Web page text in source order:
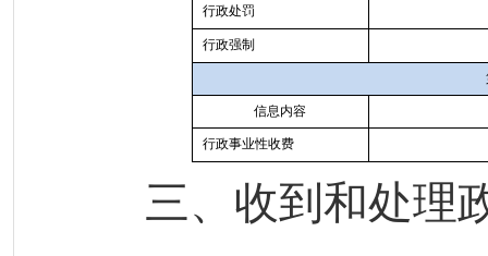
行政处罚
行政强制
信息内容
行政事业性收费
三、收到和处理